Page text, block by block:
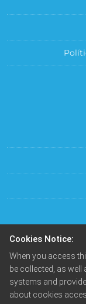
Cookies Notice:
When you access
be collected, as
systems and
about cookies